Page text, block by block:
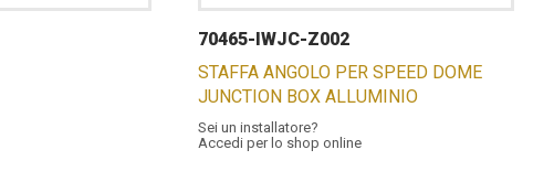
70465-IWJC-Z002
STAFFA ANGOLO PER SPEED DOME
JUNCTION BOX ALLUMINIO
Sei un installatore?
Accedi per lo shop online